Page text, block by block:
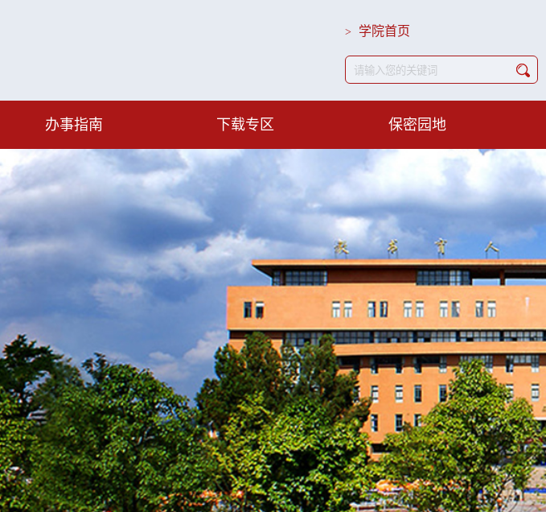
> 学院首页
办事指南 下载专区 保密园地